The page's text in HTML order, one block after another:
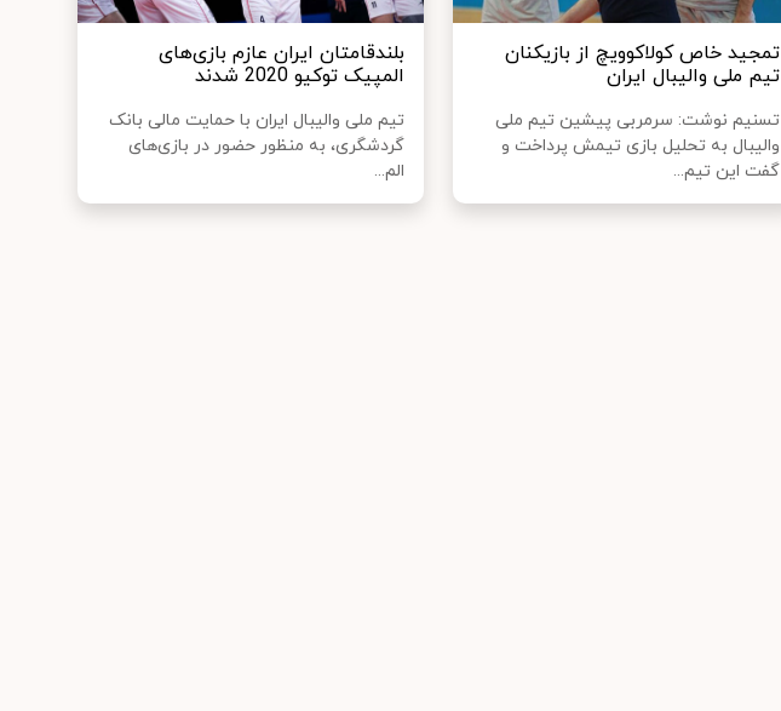
تمجید خاص کولاکوویچ از بازیکنان
تیم ملی والیبال ایران
تسنیم نوشت: سرمربی پیشین تیم ملی
والیبال به تحلیل بازی تیمش پرداخت و
گفت این تیم...
بلندقامتان ایران عازم بازی‌های
المپیک توکیو 2020 شدند
تیم ملی والیبال ایران با حمایت مالی بانک
گردشگری، به منظور حضور در بازی‌‌های
الم...